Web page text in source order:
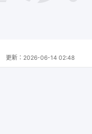
更新： 2026-06-14 02:48